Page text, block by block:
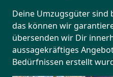
Deine Umzugsgüter sind
das können wir
übersenden wir Dir
aussagekräftiges
Bedürfnissen erstellt